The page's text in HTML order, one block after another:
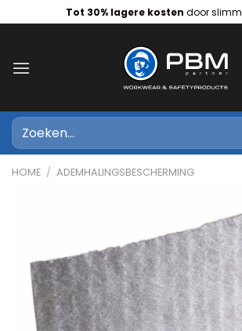
naar
Tot 30% lagere kosten door
Zoeken
naar:
HOME / ADEMHALINGSBESCHERMING